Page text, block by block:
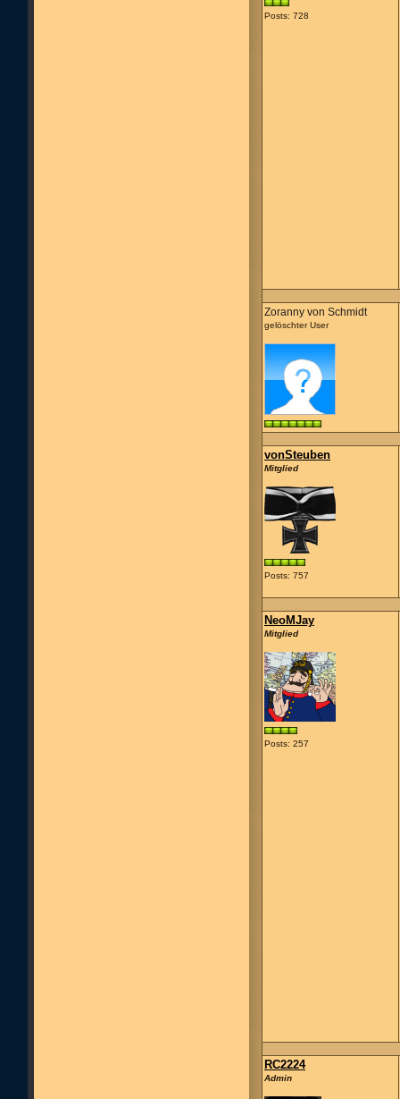
Posts: 728
Zoranny von Schmidt
gelöschter User
vonSteuben
Mitglied
Posts: 757
NeoMJay
Mitglied
Posts: 257
RC2224
Admin